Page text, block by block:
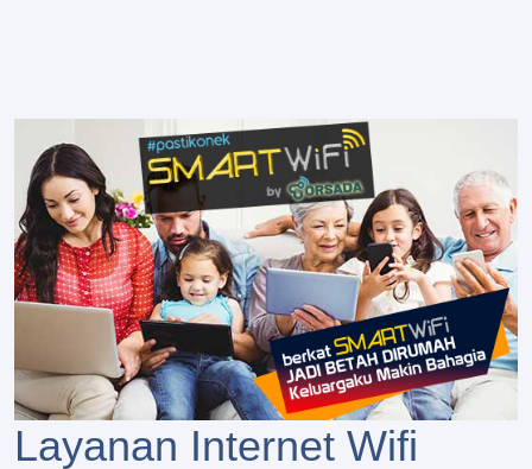
Layanan Internet Wifi